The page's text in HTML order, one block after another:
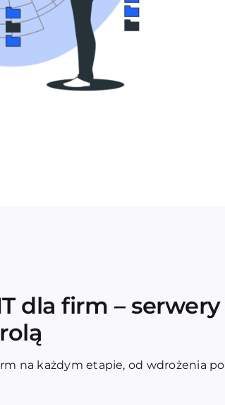
dla firm – serwery
na każdym etapie, od wdrożenia po